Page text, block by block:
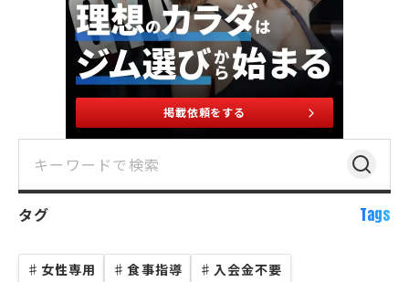
掲載依頼をする
タグ Tags
♯ 女性専用 ♯ 食事指導 ♯ 入会金不要